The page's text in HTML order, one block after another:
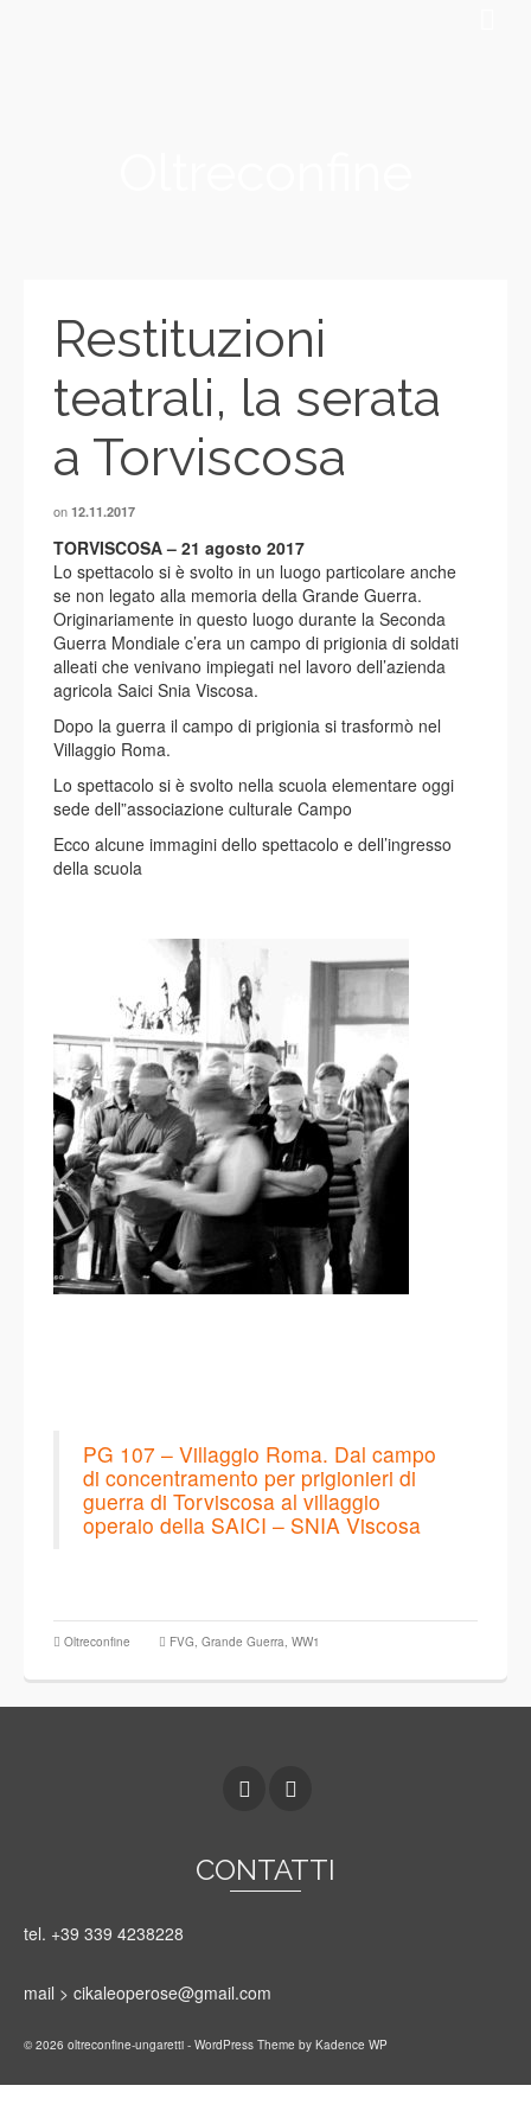
Restituzioni
teatrali, la serata
a Torviscosa
on 12.11.2017
TORVISCOSA – 21 agosto 2017
Lo spettacolo si è svolto in un luogo particolare anche
se non legato alla memoria della Grande Guerra.
Originariamente in questo luogo durante la Seconda
Guerra Mondiale c’era un campo di prigionia di soldati
alleati che venivano impiegati nel lavoro dell’azienda
agricola Saici Snia Viscosa.
Dopo la guerra il campo di prigionia si trasformò nel
Villaggio Roma.
Lo spettacolo si è svolto nella scuola elementare oggi
sede dell”associazione culturale Campo
Ecco alcune immagini dello spettacolo e dell’ingresso
della scuola
PG 107 – Villaggio Roma. Dal campo
di concentramento per prigionieri di
guerra di Torviscosa al villaggio
operaio della SAICI – SNIA Viscosa
Oltreconfine FVG, Grande Guerra, WW1
CONTATTI
tel. +39 339 4238228
mail > cikaleoperose@gmail.com
© 2026 oltreconfine-ungaretti - WordPress Theme by Kadence WP